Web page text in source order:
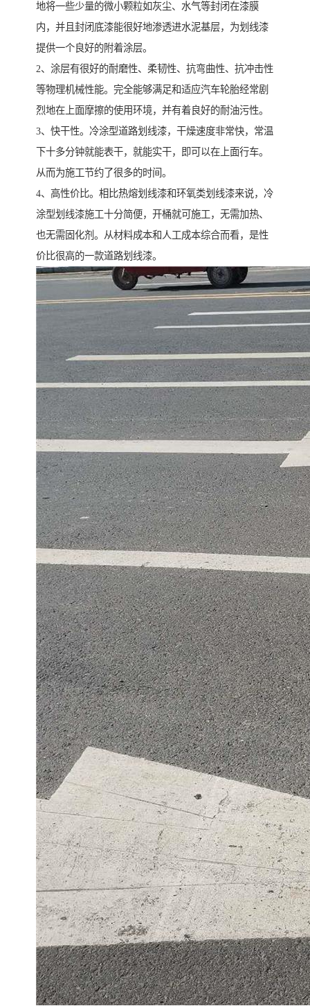
地将一些少量的微小颗粒如灰尘、水气等封闭在漆膜
内，并且封闭底漆能很好地渗透进水泥基层，为划线漆
提供一个良好的附着涂层。
2、涂层有很好的耐磨性、柔韧性、抗弯曲性、抗冲击性
等物理机械性能。完全能够满足和适应汽车轮胎经常剧
烈地在上面摩擦的使用环境，并有着良好的耐油污性。
3、快干性。冷涂型道路划线漆，干燥速度非常快，常温
下十多分钟就能表干，就能实干，即可以在上面行车。
从而为施工节约了很多的时间。
4、高性价比。相比热熔划线漆和环氧类划线漆来说，冷
涂型划线漆施工十分简便，开桶就可施工，无需加热、
也无需固化剂。从材料成本和人工成本综合而看，是性
价比很高的一款道路划线漆。